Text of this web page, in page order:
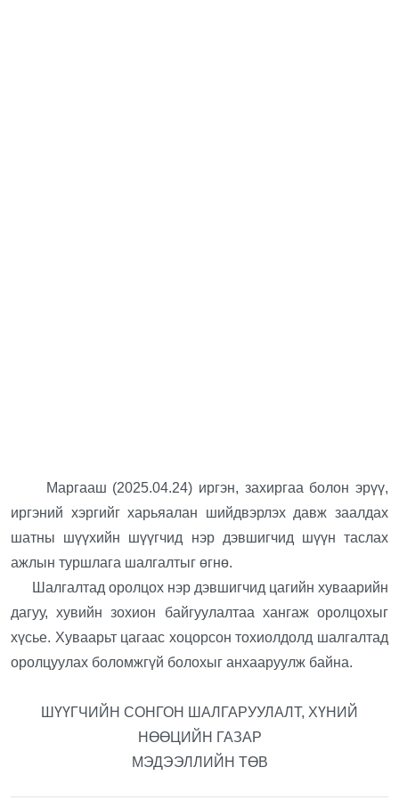
Маргааш (2025.04.24) иргэн, захиргаа болон эрүү,
иргэний хэргийг харьяалан шийдвэрлэх давж заалдах
шатны шүүхийн шүүгчид нэр дэвшигчид шүүн таслах
ажлын туршлага шалгалтыг өгнө.
Шалгалтад оролцох нэр дэвшигчид цагийн хуваарийн
дагуу, хувийн зохион байгуулалтаа хангаж оролцохыг
хүсье. Хуваарьт цагаас хоцорсон тохиолдолд шалгалтад
оролцуулах боломжгүй болохыг анхааруулж байна.
ШҮҮГЧИЙН СОНГОН ШАЛГАРУУЛАЛТ, ХҮНИЙ
НӨӨЦИЙН ГАЗАР
МЭДЭЭЛЛИЙН ТӨВ